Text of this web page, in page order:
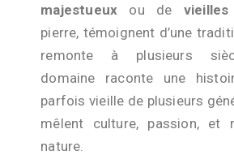
majestueux ou de
pierre, témoignent d’une
remonte à plusieurs
domaine raconte une
parfois vieille de plusieurs
mêlent culture, passion, et
nature.